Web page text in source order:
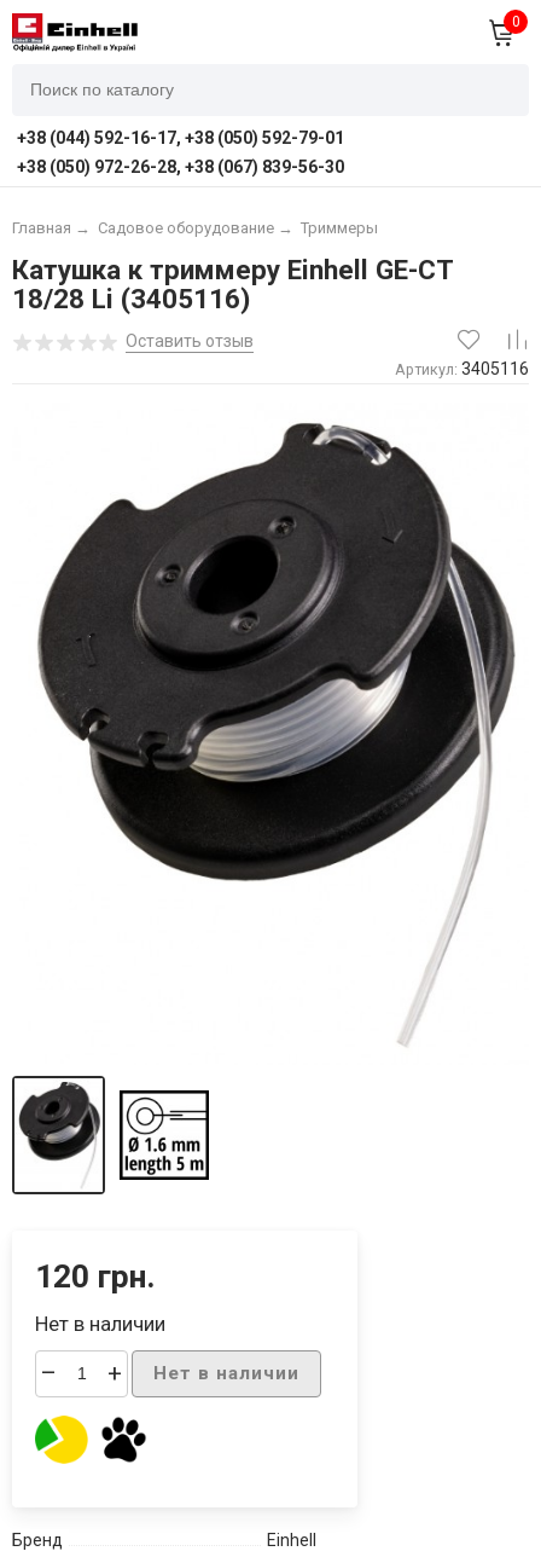
0
+38 (044) 592-16-17, +38 (050) 592-79-01
+38 (050) 972-26-28, +38 (067) 839-56-30
Главная → Садовое оборудование → Триммеры
Катушка к триммеру Einhell GE-CT
18/28 Li (3405116)
Оставить отзыв
Артикул: 3405116
120 грн.
Нет в наличии
– + Нет в наличии
Бренд
Einhell